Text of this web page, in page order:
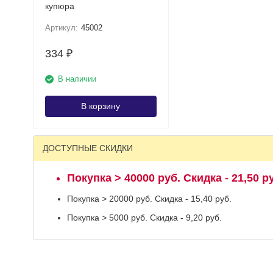
купюра
Артикул: 45002
334 ₽
В наличии
В корзину
ДОСТУПНЫЕ СКИДКИ
Покупка > 40000 руб. Скидка - 21,50
Покупка > 20000 руб. Скидка - 15,40 руб.
Покупка > 5000 руб. Скидка - 9,20 руб.